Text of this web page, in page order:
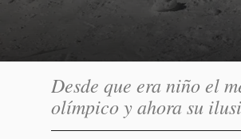
Desde que era niño el
olímpico y ahora su